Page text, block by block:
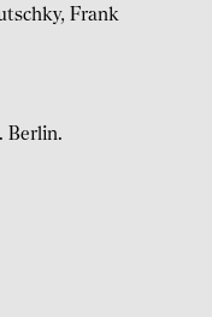
Frank
Berlin.